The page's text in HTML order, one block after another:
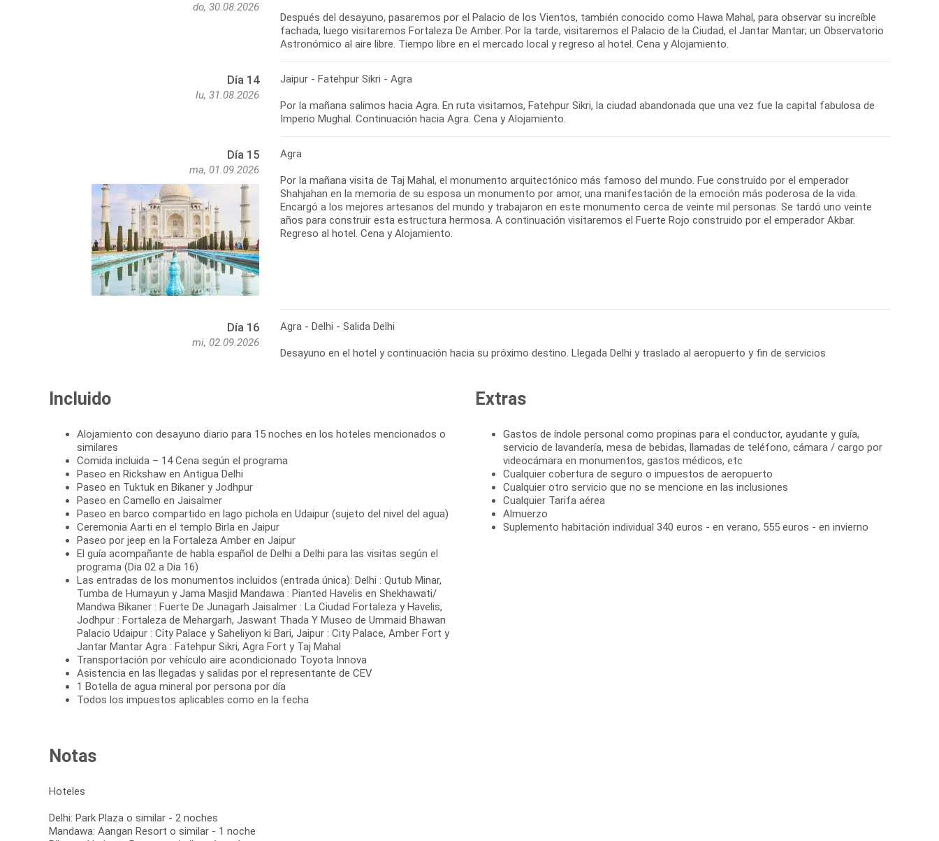
do, 30.08.2026
Después del desayuno, pasaremos por el Palacio de los Vientos, también conocido como Hawa Mahal, para observar su increíble
fachada, luego visitaremos Fortaleza De Amber. Por la tarde, visitaremos el Palacio de la Ciudad, el Jantar Mantar; un Observatorio
Astronómico al aire libre. Tiempo libre en el mercado local y regreso al hotel. Cena y Alojamiento.
Día 14
lu, 31.08.2026
Jaipur - Fatehpur Sikri - Agra
Por la mañana salimos hacia Agra. En ruta visitamos, Fatehpur Sikri, la ciudad abandonada que una vez fue la capital fabulosa de
Imperio Mughal. Continuación hacia Agra. Cena y Alojamiento.
Día 15
ma, 01.09.2026
Agra
Por la mañana visita de Taj Mahal, el monumento arquitectónico más famoso del mundo. Fue construido por el emperador
Shahjahan en la memoria de su esposa un monumento por amor, una manifestación de la emoción más poderosa de la vida.
Encargó a los mejores artesanos del mundo y trabajaron en este monumento cerca de veinte mil personas. Se tardó uno veinte
años para construir esta estructura hermosa. A continuación visitaremos el Fuerte Rojo construido por el emperador Akbar.
Regreso al hotel. Cena y Alojamiento.
Día 16
mi, 02.09.2026
Agra - Delhi - Salida Delhi
Desayuno en el hotel y continuación hacia su próximo destino. Llegada Delhi y traslado al aeropuerto y fin de servicios
Incluido
Alojamiento con desayuno diario para 15 noches en los hoteles mencionados o
similares
Comida incluida – 14 Cena según el programa
Paseo en Rickshaw en Antigua Delhi
Paseo en Tuktuk en Bikaner y Jodhpur
Paseo en Camello en Jaisalmer
Paseo en barco compartido en lago pichola en Udaipur (sujeto del nivel del agua)
Ceremonia Aarti en el templo Birla en Jaipur
Paseo por jeep en la Fortaleza Amber en Jaipur
El guía acompañante de habla español de Delhi a Delhi para las visitas según el
programa (Dia 02 a Dia 16)
Las entradas de los monumentos incluidos (entrada única): Delhi : Qutub Minar,
Tumba de Humayun y Jama Masjid Mandawa : Pianted Havelis en Shekhawati/
Mandwa Bikaner : Fuerte De Junagarh Jaisalmer : La Ciudad Fortaleza y Havelis,
Jodhpur : Fortaleza de Mehargarh, Jaswant Thada Y Museo de Ummaid Bhawan
Palacio Udaipur : City Palace y Saheliyon ki Bari, Jaipur : City Palace, Amber Fort y
Jantar Mantar Agra : Fatehpur Sikri, Agra Fort y Taj Mahal
Transportación por vehículo aire acondicionado Toyota Innova
Asistencia en las llegadas y salidas por el representante de CEV
1 Botella de agua mineral por persona por día
Todos los impuestos aplicables como en la fecha
Extras
Gastos de índole personal como propinas para el conductor, ayudante y guía,
servicio de lavandería, mesa de bebidas, llamadas de teléfono, cámara / cargo por
videocámara en monumentos, gastos médicos, etc
Cualquier cobertura de seguro o impuestos de aeropuerto
Cualquier otro servicio que no se mencione en las inclusiones
Cualquier Tarifa aérea
Almuerzo
Suplemento habitación individual 340 euros - en verano, 555 euros - en invierno
Notas
Hoteles
Delhi: Park Plaza o similar - 2 noches
Mandawa: Aangan Resort o similar - 1 noche